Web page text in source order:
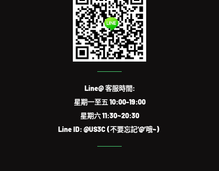
Line@ 客服時間:
星期一至五 10:00-19:00
星期六 11:30~20:30
Line ID: @US3C (不要忘記‘@’哦~)